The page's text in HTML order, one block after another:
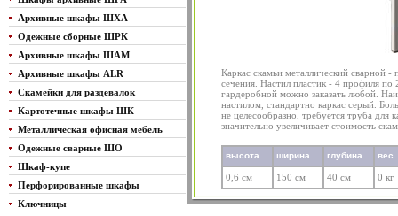
Архивные шкафы ШХА
Одежные сборные ШРК
Архивные шкафы ШАМ
Архивные шкафы ALR
Скамейки для раздевалок
Картотечные шкафы ШК
Металлическая офисная мебель
Одежные сварные ШО
Шкаф-купе
Перфорированные шкафы
Ключницы
Каркас скамьи металлический сварной -
сечения. Настил пластик - 4 профиля по
гардеробной можно заказать любой.
настилом, стандартно каркас серый.
не целесообразно, требуется труба для
значительно увеличивает стоимость
высота ширина глубина вес
0,6 см 150 см 40 см 0 кг